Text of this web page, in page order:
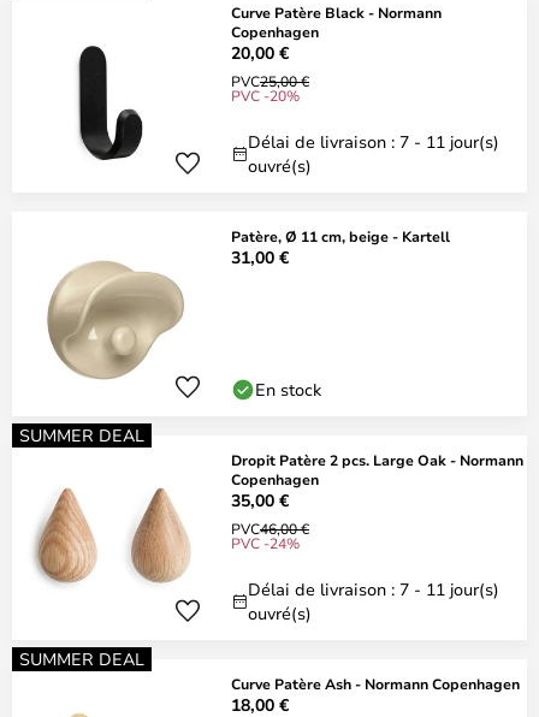
Curve Patère Black - Normann
Copenhagen
20,00 €
PVC25,00 €
PVC -20%
Délai de livraison : 7 - 11 jour(s)
ouvré(s)
Patère, Ø 11 cm, beige - Kartell
31,00 €
En stock
SUMMER DEAL
Dropit Patère 2 pcs. Large Oak - Normann
Copenhagen
35,00 €
PVC46,00 €
PVC -24%
Délai de livraison : 7 - 11 jour(s)
ouvré(s)
SUMMER DEAL
Curve Patère Ash - Normann Copenhagen
18,00 €